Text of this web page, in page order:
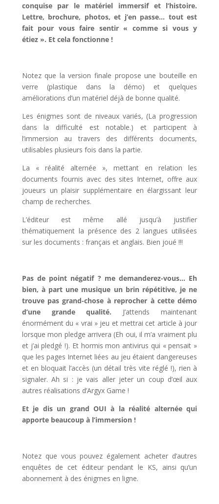
conquise par le matériel immersif et l’histoire.
Lettre, brochure, photos, et j’en passe… tout est
fait pour vous faire sentir « comme si vous y
étiez ». Et cela fonctionne !
Notez que la version finale propose une bouteille en
verre (plastique dans la démo) et quelques
améliorations d’un matériel déjà de bonne qualité.
Les énigmes sont de niveaux variés, (La progression
dans la difficulté est notable.) et participent à
l’immersion au travers des différents documents,
utilisables plusieurs fois dans la partie.
La « réalité alternée », mettant en relation les
documents fournis avec des sites Internet, offre aux
joueurs un plaisir supplémentaire en élargissant leur
champ de recherches.
L’éditeur est même allé jusqu’à justifier
thématiquement la présence des 2 langues utilisées
sur les documents : français et anglais. Bien joué !!!
Pas de point négatif ? me demanderez-vous… Eh
bien, à part une musique un brin répétitive, je ne
trouve pas grand-chose à reprocher à cette démo
d’une grande qualité. J’attends maintenant
énormément du « vrai » jeu et mettrai cet article à jour
lorsque mon pledge arrivera (Eh oui, il m’a vraiment plu
et j’ai pledgé !). Et hormis mon antivirus qui « pensait »
que les pages Internet liées au jeu étaient dangereuses
et en bloquait l’accès (un détail très vite réglé !), rien à
signaler. Ah si : je vais aller jeter un coup d’œil aux
autres réalisations d’Argyx Game !
Et je dis un grand OUI à la réalité alternée qui
apporte beaucoup à l’immersion !
Notez que vous pouvez également acheter d’autres
enquêtes de cet éditeur pendant le KS, ainsi qu’un
abonnement à des énigmes en ligne.